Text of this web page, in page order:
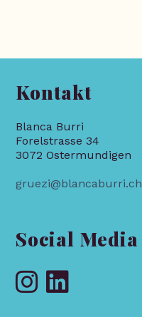
Kontakt
Blanca Burri
Forelstrasse 34
3072 Ostermundigen
gruezi@blancaburri.ch
Social Media